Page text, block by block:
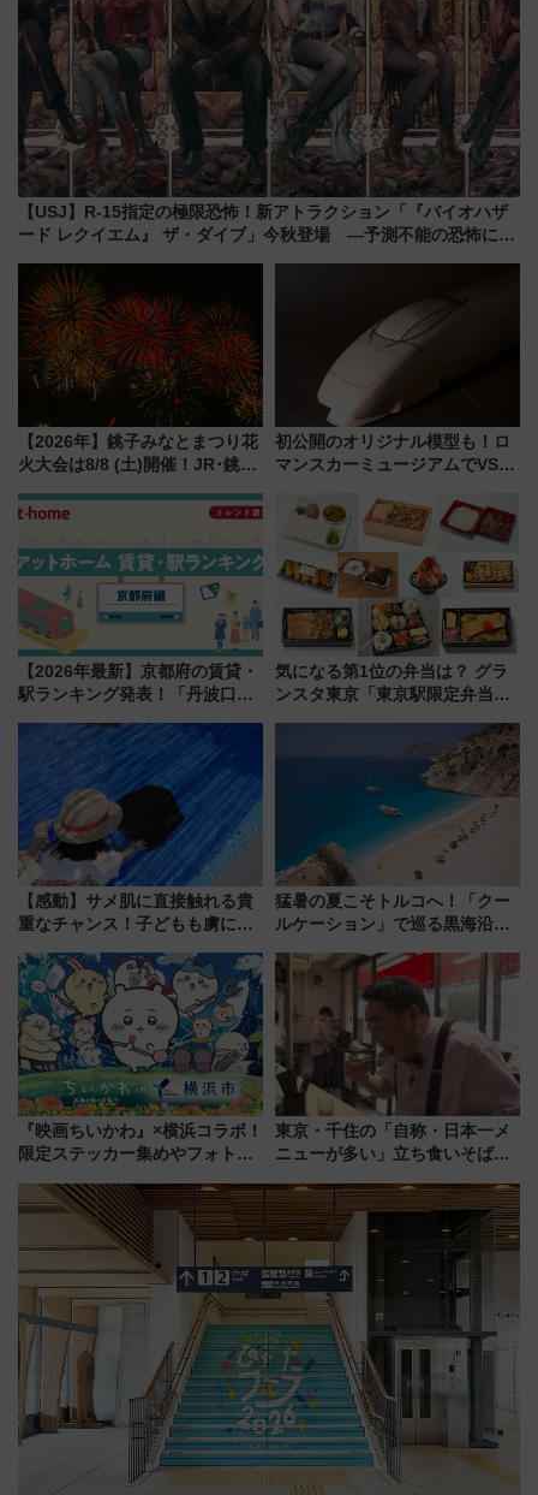
【USJ】R-15指定の極限恐怖！新アトラクション「『バイオハザ
ード レクイエム』 ザ・ダイブ」今秋登場 ―予測不能の恐怖に泣
【2026年】銚子みなとまつり花
火大会は8/8 (土)開催！JR･銚子
報、利根川に咲く8,000発の大迫
初公開のオリジナル模型も！ロ
マンスカーミュージアムでVSE
15日スタート
【2026年最新】京都府の賃貸・
駅ランキング発表！「丹波口」
由は？
気になる第1位の弁当は？ グラ
ンスタ東京「東京駅限定弁当
【感動】サメ肌に直接触れる貴
重なチャンス！子どもも虜にな
メのタッチングプール」【夏休
み限定企画】
猛暑の夏こそトルコへ！「クー
ルケーション」で巡る黒海沿岸
連検索数が前年比237％増、ナ
ショジオも認める『2026年に訪
れるべき世界の旅先』
『映画ちいかわ』×横浜コラボ！
限定ステッカー集めやフォトス
いを満喫しよう（花火鑑賞会応
募は7/12まで！）
東京・千住の「自称・日本一メ
ニューが多い」立ち食いそば屋
地のふらっと立ち食いそば』
7/27夜10時～放送